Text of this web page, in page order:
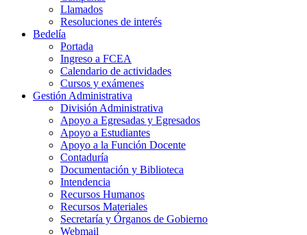
Llamados
Resoluciones de interés
Bedelía
Portada
Ingreso a FCEA
Calendario de actividades
Cursos y exámenes
Gestión Administrativa
División Administrativa
Apoyo a Egresadas y Egresados
Apoyo a Estudiantes
Apoyo a la Función Docente
Contaduría
Documentación y Biblioteca
Intendencia
Recursos Humanos
Recursos Materiales
Secretaría y Órganos de Gobierno
Webmail